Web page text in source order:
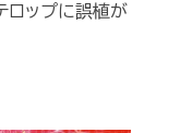
ップに誤植が